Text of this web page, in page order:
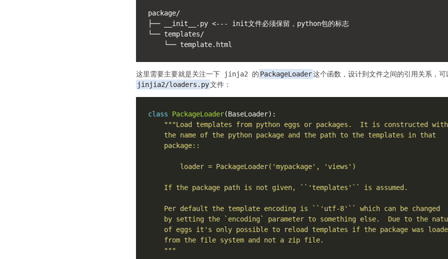
package/
├── __init__.py <--- init文件必须保留，python包的标志
└── templates/
这里需要主要就是关注一下 jinja2 的 PackageLoader这个函数，设计到文件之间的引用关系，
jinjia2/loaders.py文件：
class PackageLoader
    """